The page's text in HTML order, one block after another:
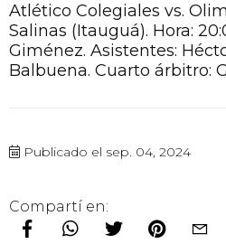
Atlético Colegiales vs.
Salinas (Itauguá). Hora:
Giménez. Asistentes:
Balbuena. Cuarto árbitro:
Publicado el sep. 04, 2024
Compartí en: